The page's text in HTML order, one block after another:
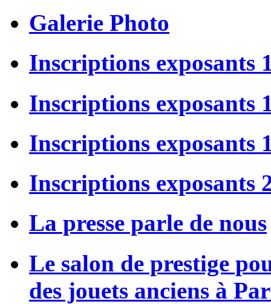
Galerie Photo
Inscriptions exposants
Inscriptions exposants
Inscriptions exposants
Inscriptions exposants
La presse parle de nous
Le salon de prestige
des jouets anciens à